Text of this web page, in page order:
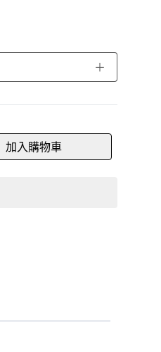
＋
加入購物車